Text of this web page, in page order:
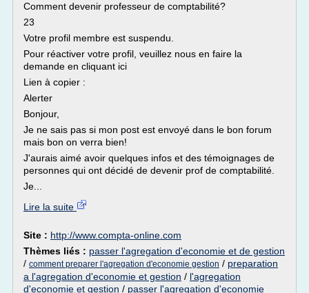
Comment devenir professeur de comptabilité?
23
Votre profil membre est suspendu.
Pour réactiver votre profil, veuillez nous en faire la
demande en cliquant ici
Lien à copier :
Alerter
Bonjour,
Je ne sais pas si mon post est envoyé dans le bon forum
mais bon on verra bien!
J'aurais aimé avoir quelques infos et des témoignages de
personnes qui ont décidé de devenir prof de comptabilité.
Je...
Lire la suite
Site : http://www.compta-online.com
Thèmes liés : passer l'agregation d'economie et de gestion
/ comment preparer l'agregation d'economie gestion / preparation
a l'agregation d'economie et gestion / l'agregation
d'economie et gestion / passer l'agregation d'economie